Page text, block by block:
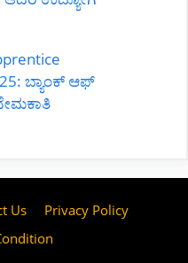
ಬ್ಯಾಂಕ್ ಆಫ್
Us
Privacy Policy